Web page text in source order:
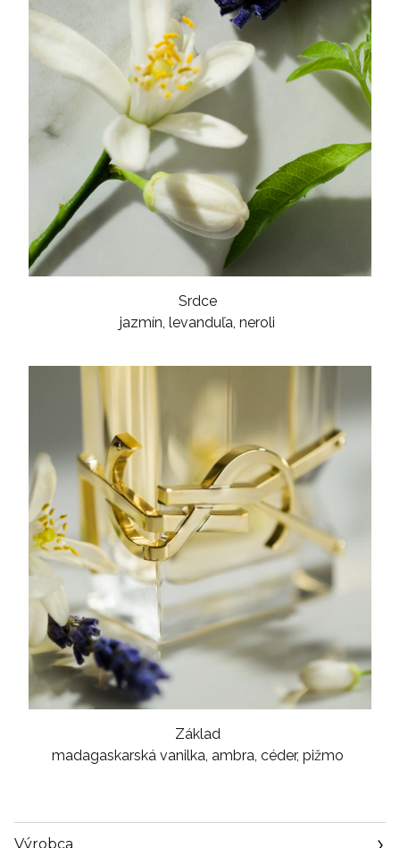
Srdce
jazmín, levanduľa, neroli
Základ
madagaskarská vanilka, ambra, céder, pižmo
Výrobca